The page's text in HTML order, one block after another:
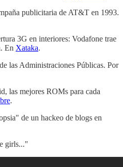
publicitaria de AT&T en 1993.
3G en interiores: Vodafone trae
En Xataka.
las Administraciones Públicas. Por
las mejores ROMs para cada
.
de un hackeo de blogs en
girls..."